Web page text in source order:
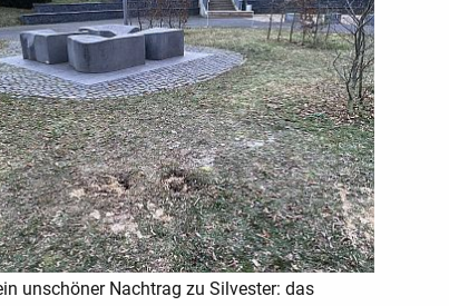
unschöner Nachtrag zu Silvester: das